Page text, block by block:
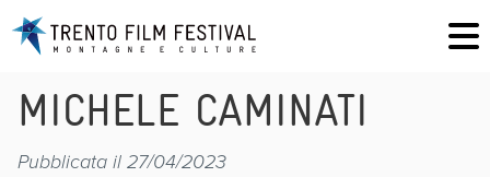
MICHELE CAMINATI
Pubblicata il 27/04/2023